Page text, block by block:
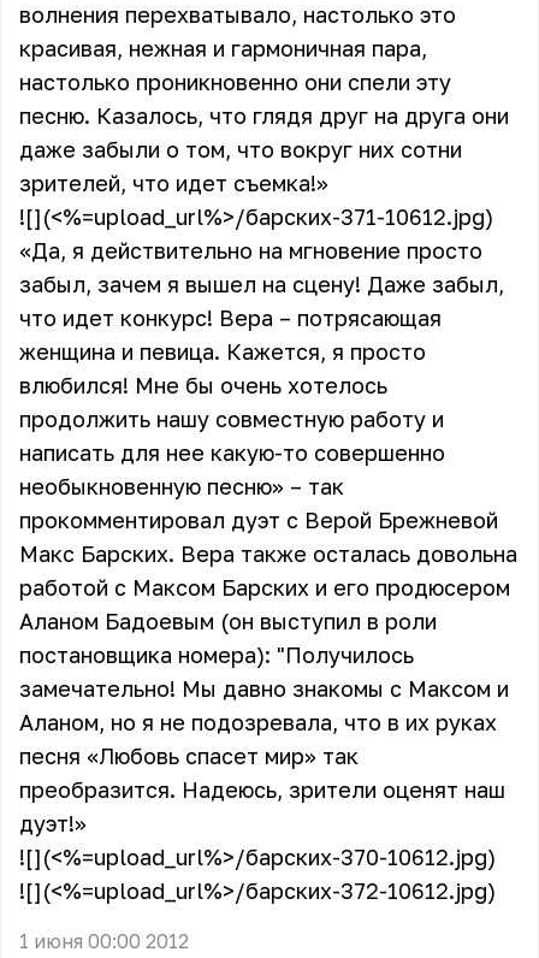
волнения перехватывало, настолько это
красивая, нежная и гармоничная пара,
настолько проникновенно они спели эту
песню. Казалось, что глядя друг на друга они
даже забыли о том, что вокруг них сотни
зрителей, что идет съемка!»
![](<%=upload_url%>/барских-371-10612.jpg)
«Да, я действительно на мгновение просто
забыл, зачем я вышел на сцену! Даже забыл,
что идет конкурс! Вера – потрясающая
женщина и певица. Кажется, я просто
влюбился! Мне бы очень хотелось
продолжить нашу совместную работу и
написать для нее какую-то совершенно
необыкновенную песню» – так
прокомментировал дуэт с Верой Брежневой
Макс Барских. Вера также осталась довольна
работой с Максом Барских и его продюсером
Аланом Бадоевым (он выступил в роли
постановщика номера): "Получилось
замечательно! Мы давно знакомы с Максом и
Аланом, но я не подозревала, что в их руках
песня «Любовь спасет мир» так
преобразится. Надеюсь, зрители оценят наш
дуэт!»
![](<%=upload_url%>/барских-370-10612.jpg)
![](<%=upload_url%>/барских-372-10612.jpg)
1 июня 00:00 2012